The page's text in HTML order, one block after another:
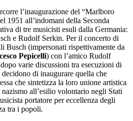
l’inaugurazione del “Marlboro
1951 all’indomani della Seconda
di tre musicisti esuli dalla Germania:
e Rudolf Serkin. Per il concerto di
Busch (impersonati rispettivamente da
Pepicelli) con l’amico Rudolf
varie discussioni tra esecuzioni di
di inaugurare quella che
che sintetizza la loro unione artistica
all’esilio volontario negli Stati
portatore per eccellenza degli
tra i popoli.